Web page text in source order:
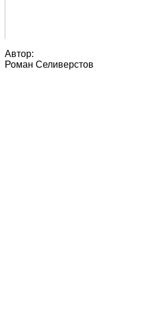
Автор:
Роман Селиверстов